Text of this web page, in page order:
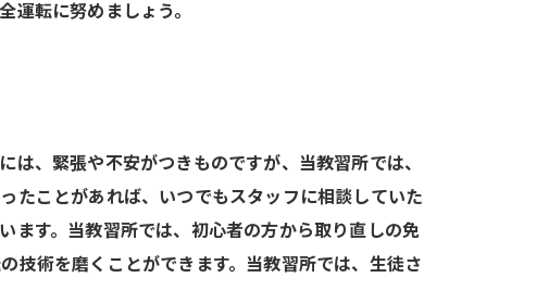
運転に努めましょう。
、緊張や不安がつきものですが、当教習所では、
たことがあれば、いつでもスタッフに相談していた
ます。当教習所では、初心者の方から取り直しの免
技術を磨くことができます。当教習所では、生徒さ